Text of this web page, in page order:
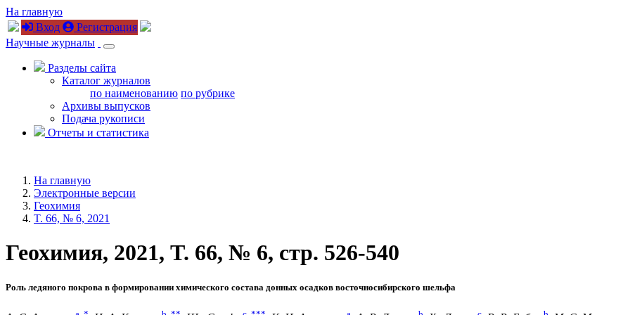
На главную
Вход
Регистрация
Научные журналы
Разделы сайта
Каталог журналов
по наименованию по рубрике
Архивы выпусков
Подача рукописи
Отчеты и статистика
На главную
Электронные версии
Геохимия
T. 66, № 6, 2021
Геохимия, 2021, T. 66, № 6, стр. 526-540
Роль ледяного покрова в формировании химического состава донных осадков восточносибирского шельфа